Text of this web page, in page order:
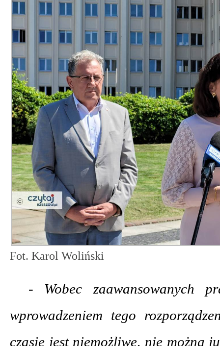
Fot. Karol Woliński
- Wobec zaawansowanych
wprowadzeniem tego
czasie jest niemożliwe, nie można